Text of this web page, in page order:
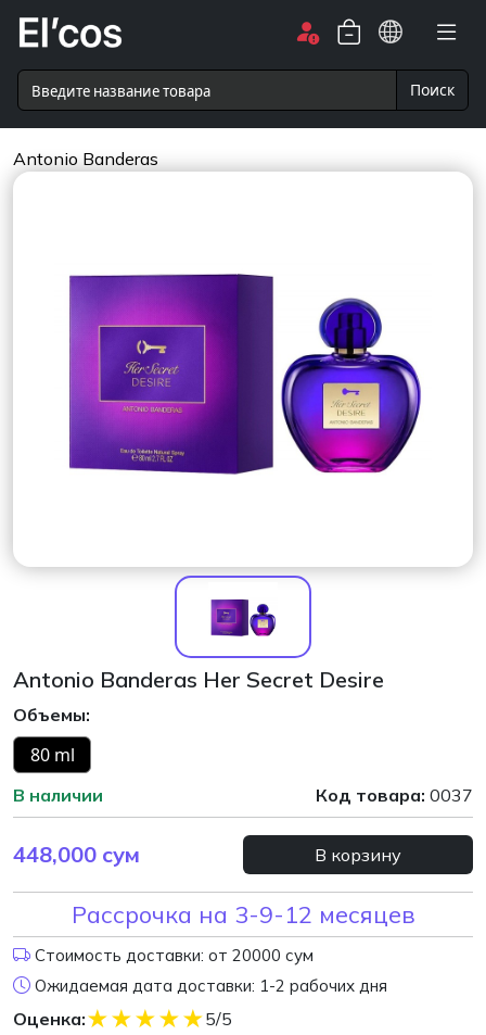
Поиск
Antonio Banderas
Antonio Banderas Her Secret Desire
Объемы:
80 ml
В наличии Код товара: 0037
448,000 сум В корзину
Рассрочка на 3-9-12 месяцев
Стоимость доставки: от 20000 сум
Ожидаемая дата доставки: 1-2 рабочих дня
Оценка: ★
★
★
★
★
5/5